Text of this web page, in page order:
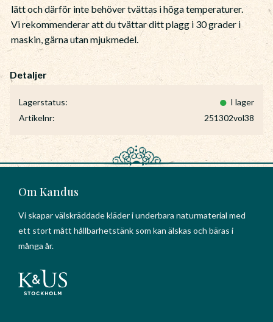
Lagerstatus
I lager
Artikelnr
251302vol38
lätt och därför inte behöver tvättas i höga temperaturer.
Vi rekommenderar att du tvättar ditt plagg i 30 grader i
maskin, gärna utan mjukmedel.
Om Kandus
Vi skapar välskräddade kläder i underbara naturmaterial med
ett stort mått hållbarhetstänk som kan älskas och bäras i
många år.